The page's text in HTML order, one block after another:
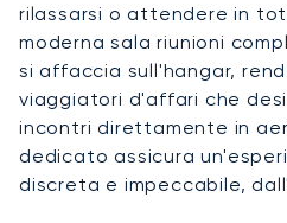
rilassarsi o attendere in
moderna sala riunioni
si affaccia sull'hangar,
viaggiatori d'affari che
incontri direttamente in
dedicato assicura
discreta e impeccabile,